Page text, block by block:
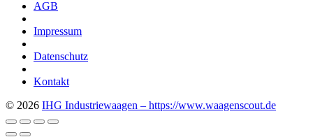
AGB
Impressum
Datenschutz
Kontakt
© 2026 IHG Industriewaagen – https://www.waagenscout.de